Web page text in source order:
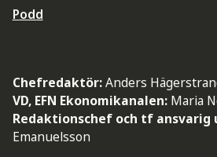
Podd
Chefredaktör:Anders
VD, EFN Ekonomikanalen: Maria
Redaktionschef och tf ansvarig
Emanuelsson